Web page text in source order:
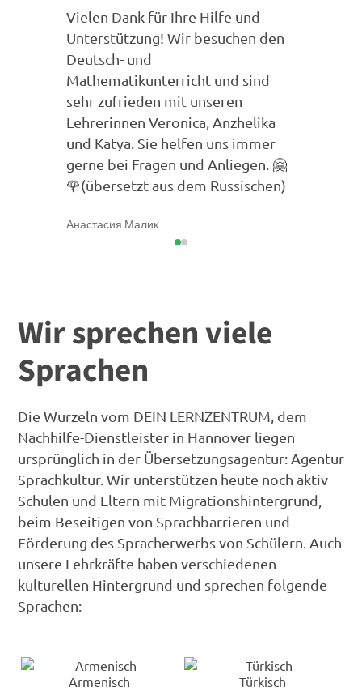
Vielen Dank für Ihre Hilfe und
Unterstützung! Wir besuchen den
Deutsch- und
Mathematikunterricht und sind
sehr zufrieden mit unseren
Lehrerinnen Veronica, Anzhelika
und Katya. Sie helfen uns immer
gerne bei Fragen und Anliegen. 🤗
🌹(übersetzt aus dem Russischen)
Анастасия Малик
Wir sprechen viele
Sprachen
Die Wurzeln vom DEIN LERNZENTRUM, dem
Nachhilfe-Dienstleister in Hannover liegen
ursprünglich in der Übersetzungsagentur: Agentur
Sprachkultur. Wir unterstützen heute noch aktiv
Schulen und Eltern mit Migrationshintergrund,
beim Beseitigen von Sprachbarrieren und
Förderung des Spracherwerbs von Schülern. Auch
unsere Lehrkräfte haben verschiedenen
kulturellen Hintergrund und sprechen folgende
Sprachen:
Armenisch Türkisch